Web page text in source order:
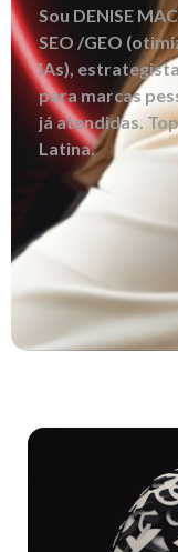
Sou DENISE
SEO /GEO
IAs),
para marcas
já atendidas.
Latina.